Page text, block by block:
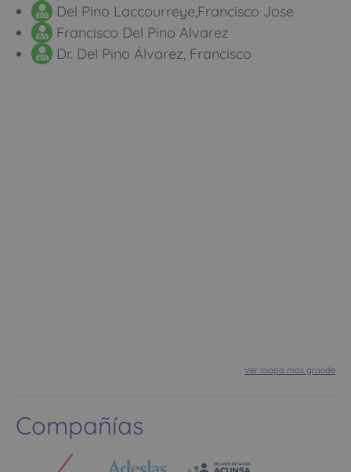
Del Pino Laccourreye,Francisco Jose
Francisco Del Pino Alvarez
Dr. Del Pino Álvarez, Francisco
Ver mapa más grande
Compañías